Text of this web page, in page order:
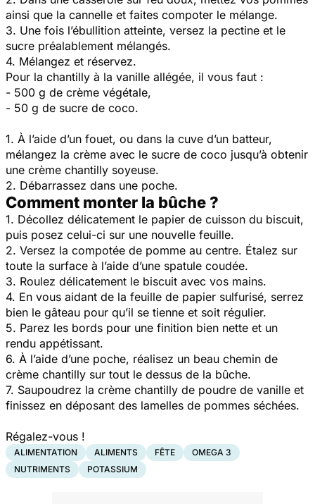
ainsi que la cannelle et faites compoter le mélange.
3. Une fois l’ébullition atteinte, versez la pectine et le
sucre préalablement mélangés.
4. Mélangez et réservez.
Pour la chantilly à la vanille allégée, il vous faut :
- 500 g de crème végétale,
- 50 g de sucre de coco.
1. À l’aide d’un fouet, ou dans la cuve d’un batteur,
mélangez la crème avec le sucre de coco jusqu’à obtenir
une crème chantilly soyeuse.
2. Débarrassez dans une poche.
Comment monter la bûche ?
1. Décollez délicatement le papier de cuisson du biscuit,
puis posez celui-ci sur une nouvelle feuille.
2. Versez la compotée de pomme au centre. Étalez sur
toute la surface à l’aide d’une spatule coudée.
3. Roulez délicatement le biscuit avec vos mains.
4. En vous aidant de la feuille de papier sulfurisé, serrez
bien le gâteau pour qu’il se tienne et soit régulier.
5. Parez les bords pour une finition bien nette et un
rendu appétissant.
6. À l’aide d’une poche, réalisez un beau chemin de
crème chantilly sur tout le dessus de la bûche.
7. Saupoudrez la crème chantilly de poudre de vanille et
finissez en déposant des lamelles de pommes séchées.
Régalez-vous !
ALIMENTATION ALIMENTS FÊTE
OMEGA 3
NUTRIMENTS
POTASSIUM